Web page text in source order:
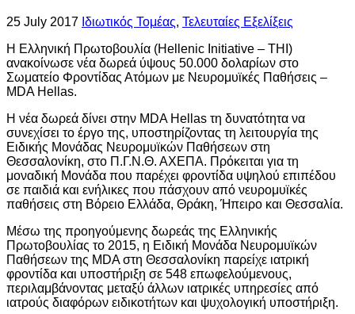
25 July 2017 Ιδιωτικός Τομέας, Τελευταίες Εξελίξεις
Η Ελληνική Πρωτοβουλία (Hellenic Initiative – TΗΙ)
ανακοίνωσε νέα δωρεά ύψους 50.000 δολαρίων στο
Σωματείο Φροντίδας Ατόμων με Νευρομυϊκές Παθήσεις –
MDA Hellas.
Η νέα δωρεά δίνει στην MDA Hellas τη δυνατότητα να
συνεχίσει το έργο της, υποστηρίζοντας τη λειτουργία της
Ειδικής Μονάδας Νευρομυϊκών Παθήσεων στη
Θεσσαλονίκη, στο Π.Γ.Ν.Θ. ΑΧΕΠΑ. Πρόκειται για τη
μοναδική Μονάδα που παρέχει φροντίδα υψηλού επιπέδου
σε παιδιά και ενήλικες που πάσχουν από νευρομυϊκές
παθήσεις στη Βόρειο Ελλάδα, Θράκη, Ήπειρο και Θεσσαλία.
Μέσω της προηγούμενης δωρεάς της Ελληνικής
Πρωτοβουλίας το 2015, η Ειδική Μονάδα Νευρομυϊκών
Παθήσεων της MDA στη Θεσσαλονίκη παρείχε ιατρική
φροντίδα και υποστήριξη σε 548 επωφελούμενους,
περιλαμβάνοντας μεταξύ άλλων ιατρικές υπηρεσίες από
ιατρούς διαφόρων ειδικοτήτων και ψυχολογική υποστήριξη.